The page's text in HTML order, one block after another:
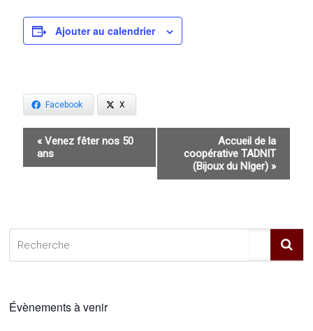
Ajouter au calendrier
Facebook X
Navigation
Évènement
« Venez fêter nos 50
ans
Accueil de la
coopérative TADNIT
(Bijoux du NIger) »
Évènements à venir